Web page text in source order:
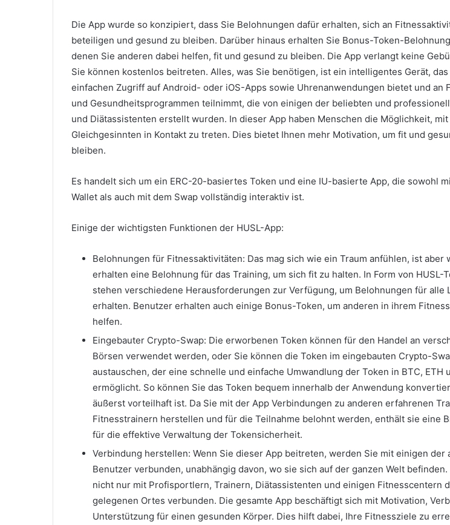
Die App wurde so konzipiert, dass Sie Belohnungen dafür erhalten, sich an
beteiligen und gesund zu bleiben. Darüber hinaus erhalten Sie Bonus-Token-
denen Sie anderen dabei helfen, fit und gesund zu bleiben. Die App verlangt keine
Sie können kostenlos beitreten. Alles, was Sie benötigen, ist ein intelligentes Gerät, das
einfachen Zugriff auf Android- oder iOS-Apps sowie Uhrenanwendungen bietet und an
und Gesundheitsprogrammen teilnimmt, die von einigen der beliebten und
und Diätassistenten erstellt wurden. In dieser App haben Menschen die Möglichkeit, mit
Gleichgesinnten in Kontakt zu treten. Dies bietet Ihnen mehr Motivation, um fit und
bleiben.
Es handelt sich um ein ERC-20-basiertes Token und eine IU-basierte App, die sowohl
Wallet als auch mit dem Swap vollständig interaktiv ist.
Einige der wichtigsten Funktionen der HUSL-App:
Belohnungen für Fitnessaktivitäten: Das mag sich wie ein Traum anfühlen, ist aber
erhalten eine Belohnung für das Training, um sich fit zu halten. In Form von HUSL-
stehen verschiedene Herausforderungen zur Verfügung, um Belohnungen für alle
erhalten. Benutzer erhalten auch einige Bonus-Token, um anderen in ihrem
helfen.
Eingebauter Crypto-Swap: Die erworbenen Token können für den Handel an
Börsen verwendet werden, oder Sie können die Token im eingebauten Crypto-
austauschen, der eine schnelle und einfache Umwandlung der Token in BTC, ETH
ermöglicht. So können Sie das Token bequem innerhalb der Anwendung
äußerst vorteilhaft ist. Da Sie mit der App Verbindungen zu anderen erfahrenen
Fitnesstrainern herstellen und für die Teilnahme belohnt werden, enthält sie eine
für die effektive Verwaltung der Tokensicherheit.
Verbindung herstellen: Wenn Sie dieser App beitreten, werden Sie mit einigen der
Benutzer verbunden, unabhängig davon, wo sie sich auf der ganzen Welt befinden.
nicht nur mit Profisportlern, Trainern, Diätassistenten und einigen Fitnesscentern
gelegenen Ortes verbunden. Die gesamte App beschäftigt sich mit Motivation,
Unterstützung für einen gesunden Körper. Dies hilft dabei, Ihre Fitnessziele zu